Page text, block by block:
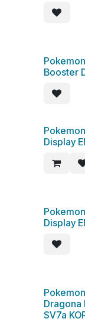
Booster
Display
Display
Dragona
SV7a